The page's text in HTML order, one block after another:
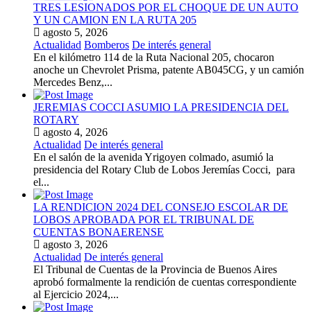
TRES LESIONADOS POR EL CHOQUE DE UN AUTO
Y UN CAMION EN LA RUTA 205
agosto 5, 2026
Actualidad Bomberos De interés general
En el kilómetro 114 de la Ruta Nacional 205, chocaron
anoche un Chevrolet Prisma, patente AB045CG, y un camión
Mercedes Benz,...
JEREMIAS COCCI ASUMIO LA PRESIDENCIA DEL
ROTARY
agosto 4, 2026
Actualidad De interés general
En el salón de la avenida Yrigoyen colmado, asumió la
presidencia del Rotary Club de Lobos Jeremías Cocci, para
el...
LA RENDICION 2024 DEL CONSEJO ESCOLAR DE
LOBOS APROBADA POR EL TRIBUNAL DE
CUENTAS BONAERENSE
agosto 3, 2026
Actualidad De interés general
El Tribunal de Cuentas de la Provincia de Buenos Aires
aprobó formalmente la rendición de cuentas correspondiente
al Ejercicio 2024,...